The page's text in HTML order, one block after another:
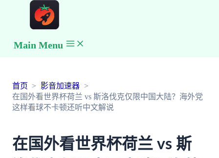
Main Menu
首页
影音加速器
在国外看世界杯荷兰 vs 斯洛伐克仅限中国大陆？海外党
这样看球不卡顿还听中文解说
在国外看世界杯荷兰 vs 斯